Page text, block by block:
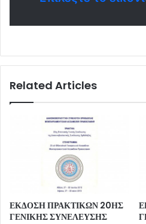
Related Articles
ΕΚΔΟΣΗ ΠΡΑΚΤΙΚΩΝ 20ΗΣ
ΓΕΝΙΚΗΣ ΣΥΝΕΛΕΥΣΗΣ